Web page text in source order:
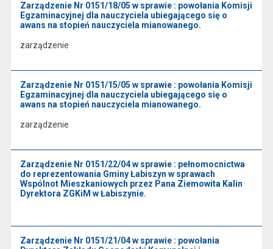
Zarządzenie Nr 0151/18/05 w sprawie : powołania Komisji
Egzaminacyjnej dla nauczyciela ubiegającego się o
awans na stopień nauczyciela mianowanego.
zarządzenie
Zarządzenie Nr 0151/15/05 w sprawie : powołania Komisji
Egzaminacyjnej dla nauczyciela ubiegającego się o
awans na stopień nauczyciela mianowanego.
zarządzenie
Zarządzenie Nr 0151/22/04 w sprawie : pełnomocnictwa
do reprezentowania Gminy Łabiszyn w sprawach
Wspólnot Mieszkaniowych przez Pana Ziemowita Kalin
Dyrektora ZGKiM w Łabiszynie.
Zarządzenie Nr 0151/21/04 w sprawie : powołania